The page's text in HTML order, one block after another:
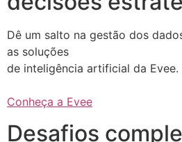
Dê um salto na gestão dos
as soluções
de inteligência artificial da Evee.
Conheça a Evee
Desafios